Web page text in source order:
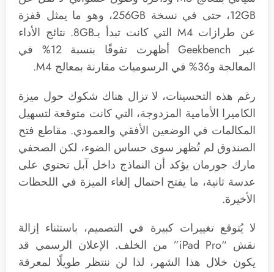
12GB، حتى في نسخة 256GB، وهو ما يمثل قفزة
عن طرازات M4 التي كانت تبدأ بـ8GB. نتائج الأداء
عبر Geekbench أظهرت تفوقًا بنسبة 12% في
المعالجة و36% في الرسوميات مقارنة بمعالج M4.
رغم هذه التحسينات، لا تزال هناك شكوك حول ميزة
الكاميرا الأمامية المزدوجة، التي كانت متوقعة لتسهيل
المكالمات في الوضعين الأفقي والعمودي. مقاطع فتح
الصندوق لم تُظهر سوى حساس الضوء، لكن الصحفي
مارك جورمان يؤكد أن النماذج داخل آبل تحتوي على
عدسة ثانية، ما يفتح احتمال إلغاء الميزة في اللحظات
الأخيرة.
لا يُتوقع تغييرات كبيرة في التصميم، باستثناء إزالة
نقش “iPad Pro” من الخلف. الإعلان الرسمي قد
يكون خلال هذا الشهر، لذا لن ننتظر طويلًا لمعرفة